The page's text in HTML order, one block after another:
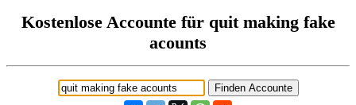
Kostenlose Accounte für quit making fake
acounts